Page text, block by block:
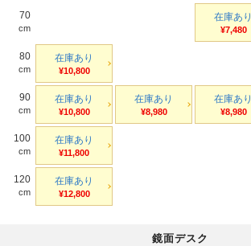
70
cm
在庫あり
¥7,480
80
cm
在庫あり
¥10,800
90
cm
在庫あり
¥10,800
在庫あり
¥8,980
在庫あり
¥8,980
100
cm
在庫あり
¥11,800
120
cm
在庫あり
¥12,800
鏡面デスク